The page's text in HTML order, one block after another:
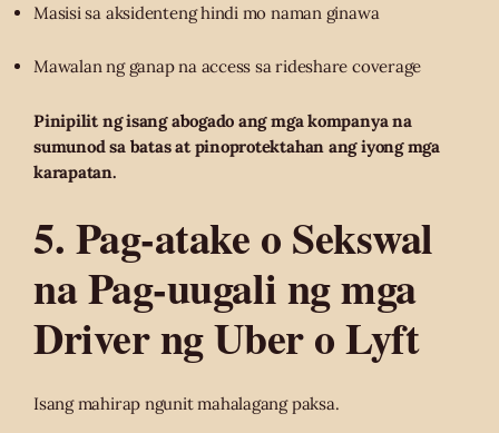
Masisi sa aksidenteng hindi mo naman ginawa
Mawalan ng ganap na access sa rideshare coverage
Pinipilit ng isang abogado ang mga kompanya na
sumunod sa batas at pinoprotektahan ang iyong mga
karapatan.
5. Pag-atake o Sekswal
na Pag-uugali ng mga
Driver ng Uber o Lyft
Isang mahirap ngunit mahalagang paksa.